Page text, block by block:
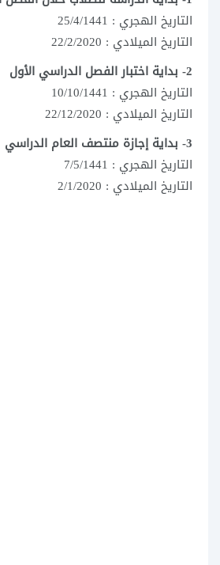
التاريخ الهجري : 25/4/1441
التاريخ الميلادي : 22/2/2020
2- بداية اختبار الفصل الدراسي الأول
التاريخ الهجري : 10/10/1441
التاريخ الميلادي : 22/12/2020
3- بداية إجازة منتصف العام الدراسي
التاريخ الهجري : 7/5/1441
التاريخ الميلادي : 2/1/2020